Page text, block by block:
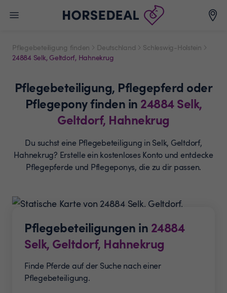
Pflegebeteiligung finden Deutschland
Schleswig-Holstein
24884 Selk, Geltdorf, Hahnekrug
Pflegebeteiligung, Pflegepferd oder
Pflegeponyfinden in 24884Selk,
Geltdorf, Hahnekrug
Du suchst eine Pflegebeteiligung in Selk, Geltdorf,
Hahnekrug? Erstelle ein kostenloses Konto und entdecke
Pflegepferde und Pflegeponys, die zu dir passen.
Pflegebeteiligungen in 24884
Selk, Geltdorf, Hahnekrug
Finde Pferde auf der Suche nach einer
Pflegebeteiligung.